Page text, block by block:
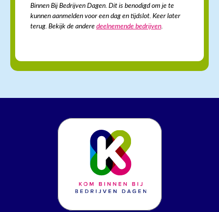
Binnen Bij Bedrijven Dagen. Dit is benodigd om je te
kunnen aanmelden voor een dag en tijdslot. Keer later
terug. Bekijk de anderedeelnemende bedrijven.